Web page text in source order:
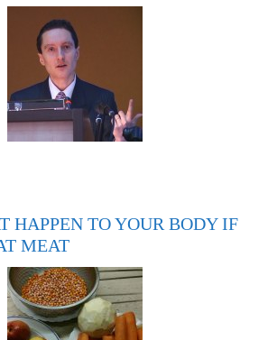
HAPPEN TO YOUR BODY IF
MEAT